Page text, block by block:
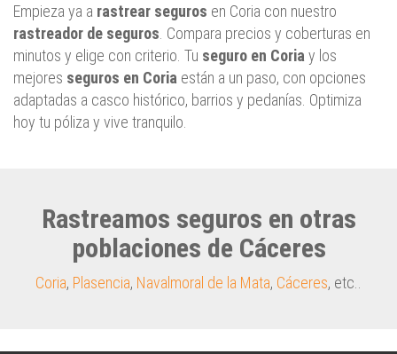
Empieza ya a rastrear seguros en Coria con nuestro
rastreador de seguros. Compara precios y coberturas en
minutos y elige con criterio. Tu seguro en Coriay los
mejores seguros en Coria están a un paso, con opciones
adaptadas a casco histórico, barrios y pedanías. Optimiza
hoy tu póliza y vive tranquilo.
Rastreamos seguros en otras
poblaciones de Cáceres
Coria, Plasencia, Navalmoral de la Mata, Cáceres, etc..